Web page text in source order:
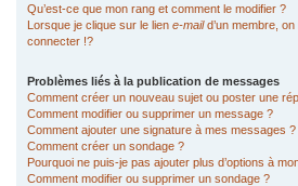
Qu’est-ce que mon rang et comment le modifier ?
Lorsque je clique sur le lien e-maild’un membre,
connecter !?
Problèmes liés à la publication de messages
Comment créer un nouveau sujet ou poster une
Comment modifier ou supprimer un message ?
Comment ajouter une signature à mes messages ?
Comment créer un sondage ?
Pourquoi ne puis-je pas ajouter plus d’options à
Comment modifier ou supprimer un sondage ?